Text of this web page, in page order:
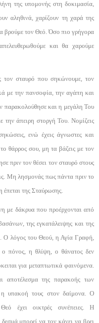
της υπομονής στη δοκιμα­σία,
α­ληθινά, χαρίζουν τη χαρά της
βρούμε τον Θεό. Όσο πιο γρήγορα
και θα χαρούμε
τον σταυρό που σηκώνουμε, τον
με την πανσοφία, την αγάπη και
πα­ρακολούθησε και η μεγάλη Του
την άπειρη στοργή Του. Νο­μίζεις
ενώ έχεις άγνωστες και
θάρρος σου, μη τα βάζεις με τον
πριν τον θέσει τον σταυρό στους
Μη λησμονάς πως πάντα πριν το
της Σταύρωσης.
με δάκρυα που προέρχονται από
της εγκατάλειψης και της
Ο λό­γος του Θεού, η Αγία Γραφή,
ο πόνος, η θλίψη, ο θάνατος δεν
για μεταπτωτικά φαινόμενα.
αποτέλεσμα της παρακοής των
υπακοή τους στον δαίμονα. Ο
έχει οικτρές συνέπειες. Η
μπορεί να τον κά­νει να βρει